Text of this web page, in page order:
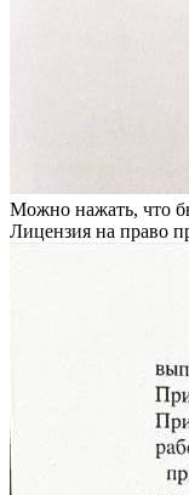
Можно нажать, что
Лицензия на право